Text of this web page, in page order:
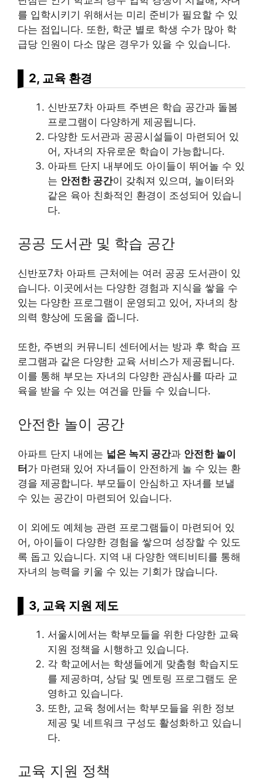
를 입학시키기 위해서는 미리 준비가 필요할 수 있
다는 점입니다. 또한, 학군 별로 학생 수가 많아 학
급당 인원이 다소 많은 경우가 있을 수 있습니다.
2, 교육 환경
신반포7차 아파트 주변은 학습 공간과 돌봄
프로그램이 다양하게 제공됩니다.
다양한 도서관과 공공시설들이 마련되어 있
어, 자녀의 자유로운 학습이 가능합니다.
아파트 단지 내부에도 아이들이 뛰어놀 수 있
는 안전한 공간이 갖춰져 있으며, 놀이터와
같은 육아 친화적인 환경이 조성되어 있습니
다.
공공 도서관 및 학습 공간
신반포7차 아파트 근처에는 여러 공공 도서관이 있
습니다. 이곳에서는 다양한 경험과 지식을 쌓을 수
있는 다양한 프로그램이 운영되고 있어, 자녀의 창
의력 향상에 도움을 줍니다.
또한, 주변의 커뮤니티 센터에서는 방과 후 학습 프
로그램과 같은 다양한 교육 서비스가 제공됩니다.
이를 통해 부모는 자녀의 다양한 관심사를 따라 교
육을 받을 수 있는 여건을 만들 수 있습니다.
안전한 놀이 공간
아파트 단지 내에는 넓은 녹지 공간과 안전한 놀이
터가 마련돼 있어 자녀들이 안전하게 놀 수 있는 환
경을 제공합니다. 부모들이 안심하고 자녀를 보낼
수 있는 공간이 마련되어 있습니다.
이 외에도 예체능 관련 프로그램들이 마련되어 있
어, 아이들이 다양한 경험을 쌓으며 성장할 수 있도
록 돕고 있습니다. 지역 내 다양한 액티비티를 통해
자녀의 능력을 키울 수 있는 기회가 많습니다.
3, 교육 지원 제도
서울시에서는 학부모들을 위한 다양한 교육
지원 정책을 시행하고 있습니다.
각 학교에서는 학생들에게 맞춤형 학습지도
를 제공하며, 상담 및 멘토링 프로그램도 운
영하고 있습니다.
또한, 교육 청에서는 학부모들을 위한 정보
제공 및 네트워크 구성도 활성화하고 있습니
다.
교육 지원 정책